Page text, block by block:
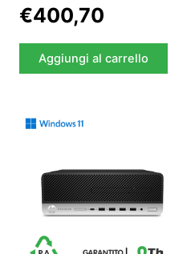
€400,70
Aggiungi al carrello